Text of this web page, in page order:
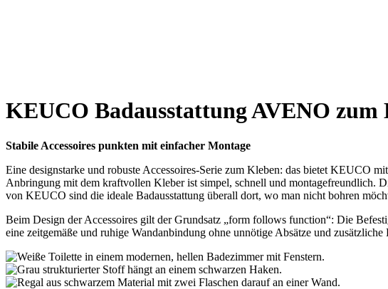
KEUCO Badausstattung AVENO zum
Stabile Accessoires punkten mit einfacher Montage
Eine designstarke und robuste Accessoires-Serie zum Kleben: das bietet KEUCO
Anbringung mit dem kraftvollen Kleber ist simpel, schnell und montagefreundlich.
von KEUCO sind die ideale Badausstattung überall dort, wo man nicht bohren
Beim Design der Accessoires gilt der Grundsatz „form follows function“: Die
eine zeitgemäße und ruhige Wandanbindung ohne unnötige Absätze und zusätzliche